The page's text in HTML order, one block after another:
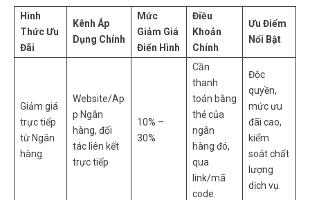
Hình
Thức Ưu
Đãi
Kênh Áp
Dụng Chính
Mức
Giảm Giá
Điển Hình
Điều
Khoản
Chính
Ưu Điểm
Nổi Bật
Giảm giá
trực tiếp
từ Ngân
hàng
Website/Ap
p Ngân
hàng, đối
tác liên kết
trực tiếp
10% –
30%
Cần
thanh
toán bằng
thẻ của
ngân
hàng đó,
qua
link/mã
code.
Độc
quyền,
mức ưu
đãi cao,
kiểm
soát chất
lượng
dịch vụ.